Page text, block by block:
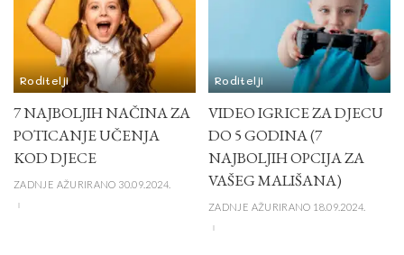
Roditelji
7 NAJBOLJIH NAČINA ZA
POTICANJE UČENJA
KOD DJECE
ZADNJE AŽURIRANO 30.09.2024.
Roditelji
VIDEO IGRICE ZA DJECU
DO 5 GODINA (7
NAJBOLJIH OPCIJA ZA
VAŠEG MALIŠANA)
ZADNJE AŽURIRANO 18.09.2024.